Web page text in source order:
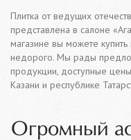
Плитка от ведущих
представлена в салоне
магазине вы можете
недорого. Мы рады
продукции, доступные
Казани и республике
Огромный